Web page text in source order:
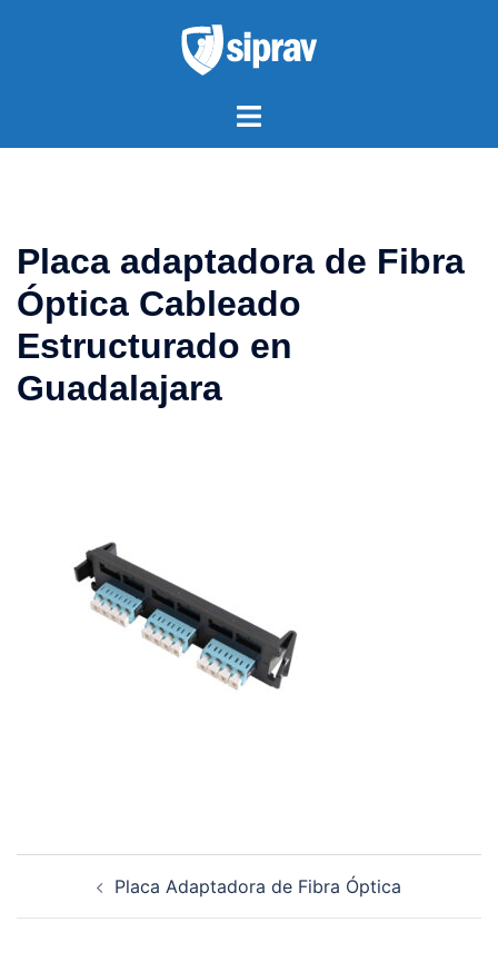
Alternar
Placa adaptadora de Fibra
Óptica Cableado
Estructurado en
Guadalajara
Placa Adaptadora de Fibra Óptica